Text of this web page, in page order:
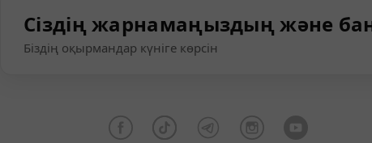
Сіздің жарнамаңыздың және
Біздің оқырмандар күніге көрсін